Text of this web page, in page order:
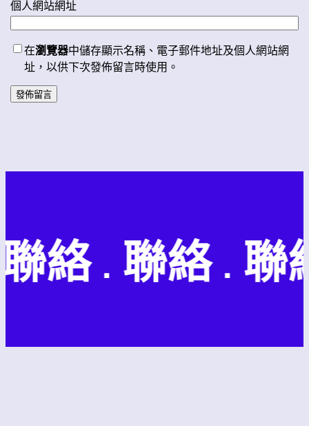
個人網站網址
在瀏覽器中儲存顯示名稱、電子郵件地址及個人網站網
址，以供下次發佈留言時使用。
絡 . 聯絡 . 聯